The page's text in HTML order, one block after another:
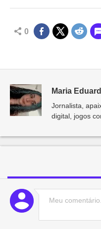
0
Maria
Jornalista,
digital, jogos